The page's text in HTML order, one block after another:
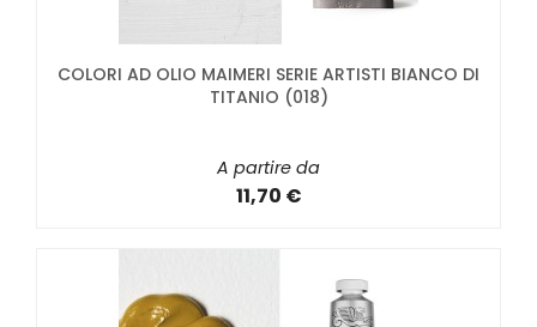
COLORI AD OLIO MAIMERI SERIE ARTISTI BIANCO DI
TITANIO (018)
A partire da
11,70 €